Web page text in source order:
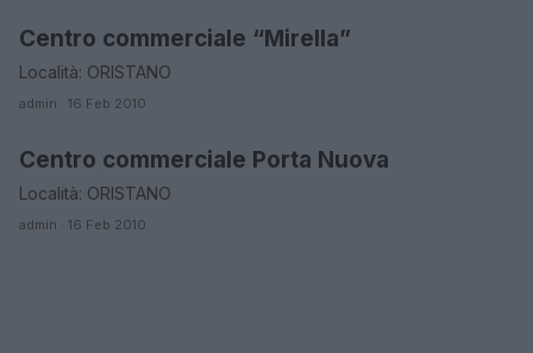
ORARI DI APERTURA NEGOZI
Centro commerciale “Mirella”
Località: ORISTANO
admin · 16 Feb 2010
ORARI DI APERTURA NEGOZI
Centro commerciale Porta Nuova
Località: ORISTANO
admin · 16 Feb 2010